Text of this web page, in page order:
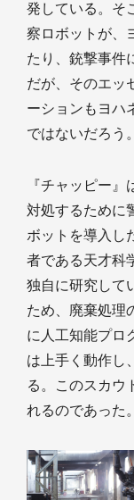
発している。そ
察ロボットが、
たり、銃撃事件
だが、そのエッ
ーションもヨハ
ではないだろう。
『チャッピー
対処するために
ボットを導入し
者である天才科
独自に研究して
ため、廃棄処理
に人工知能プロ
は上手く動作し
る。このスカウ
れるのであった。